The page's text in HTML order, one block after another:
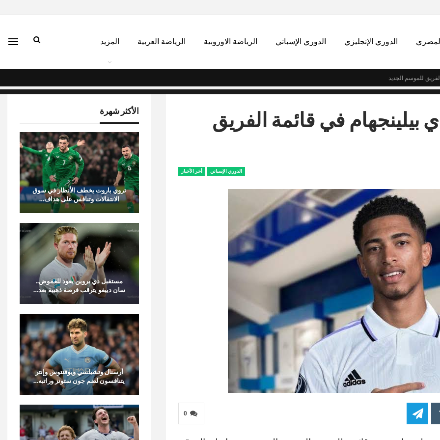
الدوري الإنجليزي الدوري الإسباني الرياضة الاوروبية الرياضة العربية المزيد
للموسم الجديد
في قائمة الفريق
الدوري الإسباني أخر الأخبار
0
الأكثر شهرة
تروي باروت يخطف الأنظار في سوق
الانتقالات وتنافس على هداف…
مستقبل دي بروين يعود للغموض..
سان دييغو يترقب فرصة ذهبية بعد…
أرسنال وتشيلسي ويوفنتوس وإنتر
يتنافسون لضم جون ستونز وراتبه…